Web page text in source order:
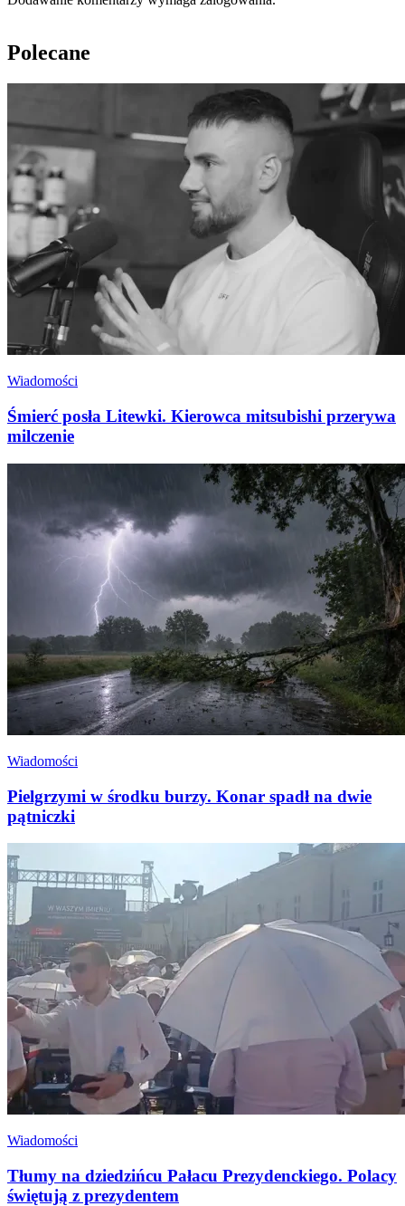
Polecane
Wiadomości
Śmierć posła Litewki. Kierowca mitsubishi przerywa
milczenie
Wiadomości
Pielgrzymi w środku burzy. Konar spadł na dwie
pątniczki
Wiadomości
Tłumy na dziedzińcu Pałacu Prezydenckiego. Polacy
świętują z prezydentem